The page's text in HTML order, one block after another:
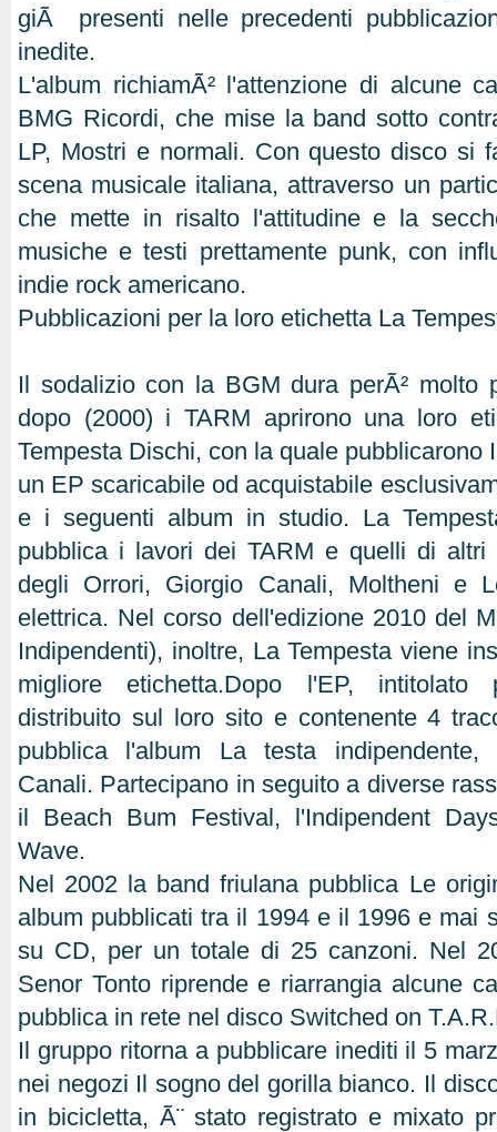
giÃ presenti nelle precedenti
inedite.
L'album richiamÃ² l'attenzione di alcune
BMG Ricordi, che mise la band sotto
LP, Mostri e normali. Con questo disco si
scena musicale italiana, attraverso un
che mette in risalto l'attitudine e la
musiche e testi prettamente punk, con
indie rock americano.
Pubblicazioni per la loro etichetta La
Il sodalizio con la BGM dura perÃ² molto
dopo (2000) i TARM aprirono una loro
Tempesta Dischi, con la quale pubblicarono
un EP scaricabile od acquistabile
e i seguenti album in studio. La
pubblica i lavori dei TARM e quelli di altri
degli Orrori, Giorgio Canali, Moltheni e
elettrica. Nel corso dell'edizione 2010 del
Indipendenti), inoltre, La Tempesta viene
migliore etichetta.Dopo l'EP, intitolato
distribuito sul loro sito e contenente 4
pubblica l'album La testa indipendente,
Canali. Partecipano in seguito a diverse
il Beach Bum Festival, l'Indipendent
Wave.
Nel 2002 la band friulana pubblica Le
album pubblicati tra il 1994 e il 1996 e mai
su CD, per un totale di 25 canzoni. Nel
Senor Tonto riprende e riarrangia alcune
pubblica in rete nel disco Switched on
Il gruppo ritorna a pubblicare inediti il 5
nei negozi Il sogno del gorilla bianco. Il
in bicicletta, Ã¨ stato registrato e mixato